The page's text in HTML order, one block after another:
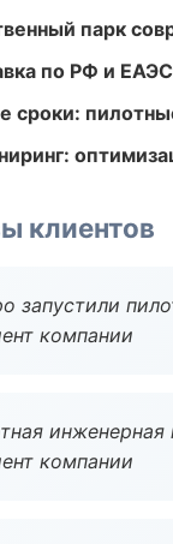
парк
по РФ и
сроки:
клиентов
запустили
компании
компании